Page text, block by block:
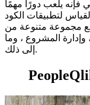
فإنه يلعب دورًا مهمًا
لتطبيقات الكود
مجموعة متنوعة من
وإدارة المشروع ، وما
إلى ذلك.